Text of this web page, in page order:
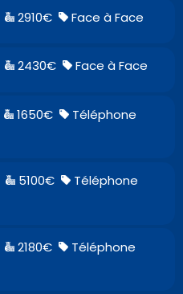
2910€ Face à Face
2430€ Face à Face
1650€
Téléphone
5100€
Téléphone
2180€
Téléphone